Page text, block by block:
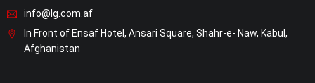
info@lg.com.af
In Front of Ensaf Hotel, Ansari Square, Shahr-e- Naw, Kabul,
Afghanistan